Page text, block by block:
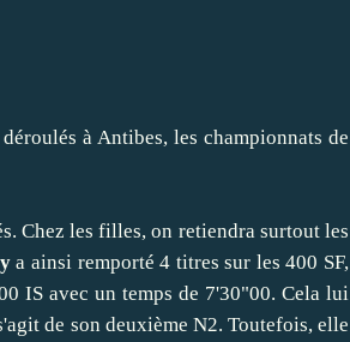
à Antibes, les championnats de
Chez les filles, on retiendra surtout les
a ainsi remporté 4 titres sur les 400 SF,
IS avec un temps de 7'30"00. Cela lui
de son deuxième N2. Toutefois, elle